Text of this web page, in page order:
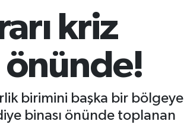
kriz
önünde!
birimini başka bir bölgeye
binası önünde toplanan